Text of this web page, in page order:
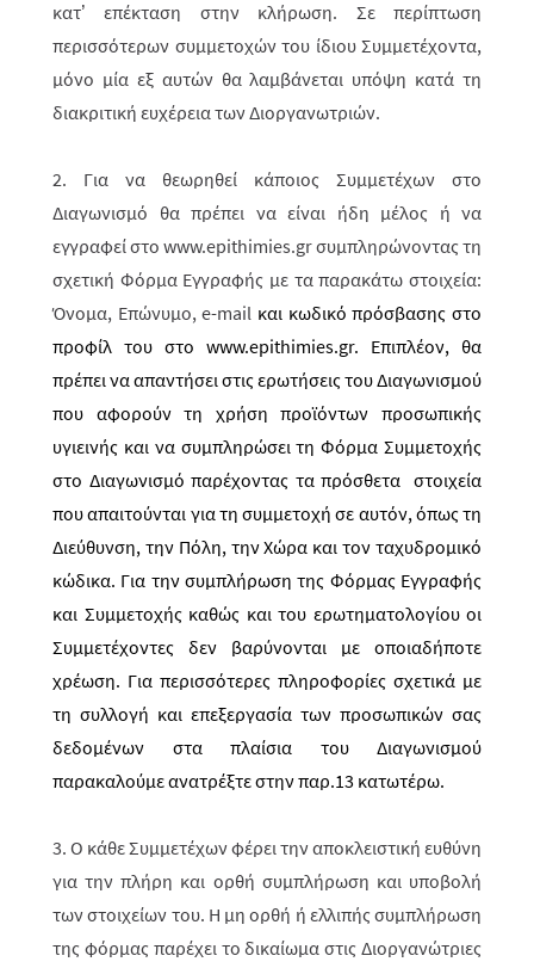
κατ’ επέκταση στην κλήρωση. Σε περίπτωση
περισσότερων συμμετοχών του ίδιου Συμμετέχοντα,
μόνο μία εξ αυτών θα λαμβάνεται υπόψη κατά τη
διακριτική ευχέρεια των Διοργανωτριών.
2. Για να θεωρηθεί κάποιος Συμμετέχων στο
Διαγωνισμό θα πρέπει να είναι ήδη μέλος ή να
εγγραφεί στο www.epithimies.gr συμπληρώνοντας τη
σχετική Φόρμα Εγγραφής με τα παρακάτω στοιχεία:
Όνομα, Επώνυμο,e-mail και κωδικό πρόσβασης στο
προφίλ του στο www.epithimies.gr. Επιπλέον, θα
πρέπει να απαντήσει στις ερωτήσεις του Διαγωνισμού
που αφορούν τη χρήση προϊόντων προσωπικής
υγιεινής και να συμπληρώσει τη Φόρμα Συμμετοχής
στο Διαγωνισμό παρέχοντας τα πρόσθετα στοιχεία
που απαιτούνται για τη συμμετοχή σε αυτόν, όπως τη
Διεύθυνση, την Πόλη, την Χώρα και τον ταχυδρομικό
κώδικα. Για την συμπλήρωση της Φόρμας Εγγραφής
και Συμμετοχής καθώς και του ερωτηματολογίου οι
Συμμετέχοντες δεν βαρύνονται με οποιαδήποτε
χρέωση. Για περισσότερες πληροφορίες σχετικά με
τη συλλογή και επεξεργασία των προσωπικών σας
δεδομένων στα πλαίσια του Διαγωνισμού
παρακαλούμε ανατρέξτε στην παρ.13 κατωτέρω.
3. Ο κάθε Συμμετέχων φέρει την αποκλειστική ευθύνη
για την πλήρη και ορθή συμπλήρωση και υποβολή
των στοιχείων του. Η μη ορθή ή ελλιπής συμπλήρωση
της φόρμας παρέχει το δικαίωμα στις Διοργανώτριες